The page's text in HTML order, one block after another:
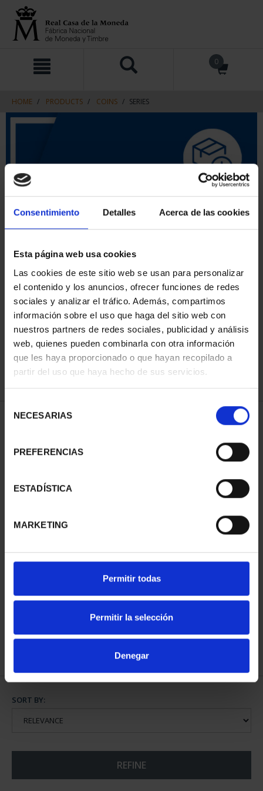
Consentimiento Detalles Acerca de las cookies
Esta página web usa cookies
Las cookies de este sitio web se usan para personalizar
el contenido y los anuncios, ofrecer funciones de redes
sociales y analizar el tráfico. Además, compartimos
información sobre el uso que haga del sitio web con
nuestros partners de redes sociales, publicidad y análisis
web, quienes pueden combinarla con otra información
que les haya proporcionado o que hayan recopilado a
partir del uso que haya hecho de sus servicios.
NECESARIAS
PREFERENCIAS
ESTADÍSTICA
MARKETING
Permitir todas
Permitir la selección
Denegar
navigation
0
HOME PRODUCTS COINS SERIES
SORT BY:
REFINE
1 Products found
€595.00
SORT BY:
REFINE